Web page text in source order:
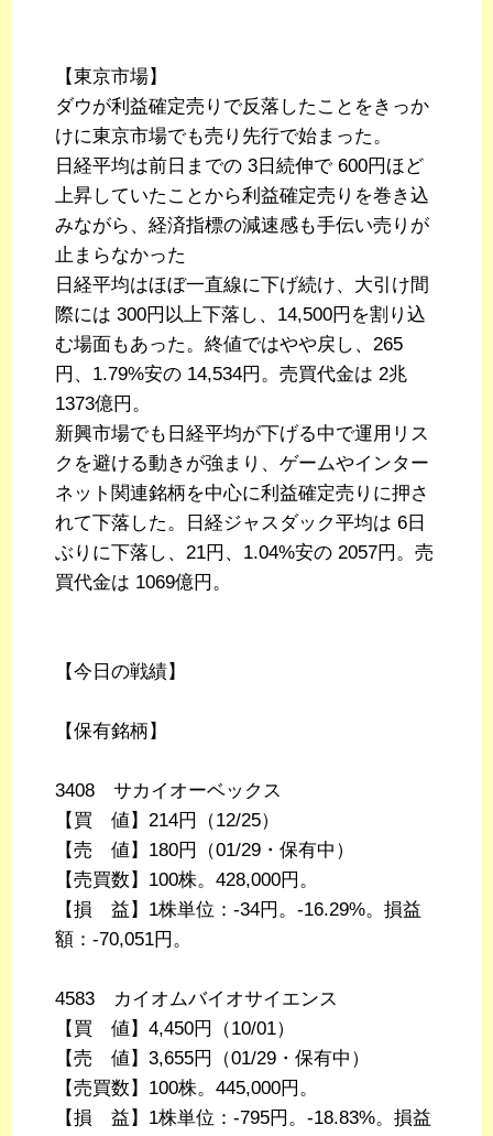
【東京市場】
ダウが利益確定売りで反落したことをきっか
けに東京市場でも売り先行で始まった。
日経平均は前日までの 3日続伸で 600円ほど
上昇していたことから利益確定売りを巻き込
みながら、経済指標の減速感も手伝い売りが
止まらなかった
日経平均はほぼ一直線に下げ続け、大引け間
際には 300円以上下落し、14,500円を割り込
む場面もあった。終値ではやや戻し、265
円、1.79%安の 14,534円。売買代金は 2兆
1373億円。
新興市場でも日経平均が下げる中で運用リス
クを避ける動きが強まり、ゲームやインター
ネット関連銘柄を中心に利益確定売りに押さ
れて下落した。日経ジャスダック平均は 6日
ぶりに下落し、21円、1.04%安の 2057円。売
買代金は 1069億円。
【今日の戦績】
【保有銘柄】
3408 サカイオーベックス
【買 値】214円（12/25）
【売 値】180円（01/29・保有中）
【売買数】100株。428,000円。
【損 益】1株単位：-34円。-16.29%。損益
額：-70,051円。
4583 カイオムバイオサイエンス
【買 値】4,450円（10/01）
【売 値】3,655円（01/29・保有中）
【売買数】100株。445,000円。
【損 益】1株単位：-795円。-18.83%。損益